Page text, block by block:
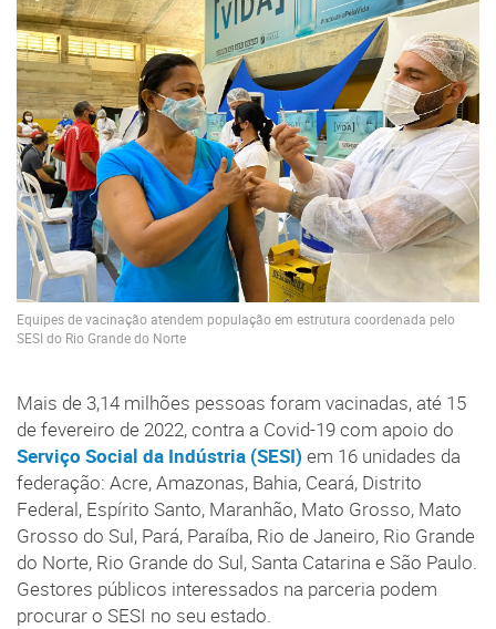
Equipes de vacinação atendem população em estrutura coordenada pelo
SESI do Rio Grande do Norte
Mais de 3,14 milhões pessoas foram vacinadas, até 15
de fevereiro de 2022, contra a Covid-19 com apoio do
Serviço Social da Indústria (SESI) em 16 unidades da
federação: Acre, Amazonas, Bahia, Ceará, Distrito
Federal, Espírito Santo, Maranhão, Mato Grosso, Mato
Grosso do Sul, Pará, Paraíba, Rio de Janeiro, Rio Grande
do Norte, Rio Grande do Sul, Santa Catarina e São Paulo.
Gestores públicos interessados na parceria podem
procurar o SESI no seu estado.